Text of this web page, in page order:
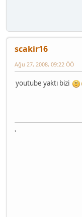
scakir16
Ağu 27, 2008, 09:22 ÖÖ
youtube yaktı bizi
'